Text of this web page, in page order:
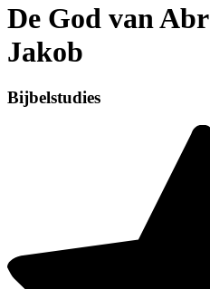
De God van
Jakob
Bijbelstudies